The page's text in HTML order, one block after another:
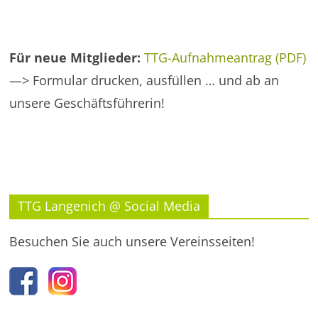
Für neue Mitglieder:TTG-Aufnahmeantrag (PDF)
—> Formular drucken, ausfüllen … und ab an
unsere Geschäftsführerin!
TTG Langenich @ Social Media
Besuchen Sie auch unsere Vereinsseiten!